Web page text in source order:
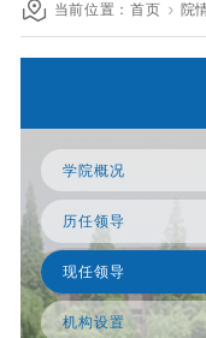
发展联络
英文网站
当前位置：首页 院
学院概况
历任领导
现任领导
机构设置